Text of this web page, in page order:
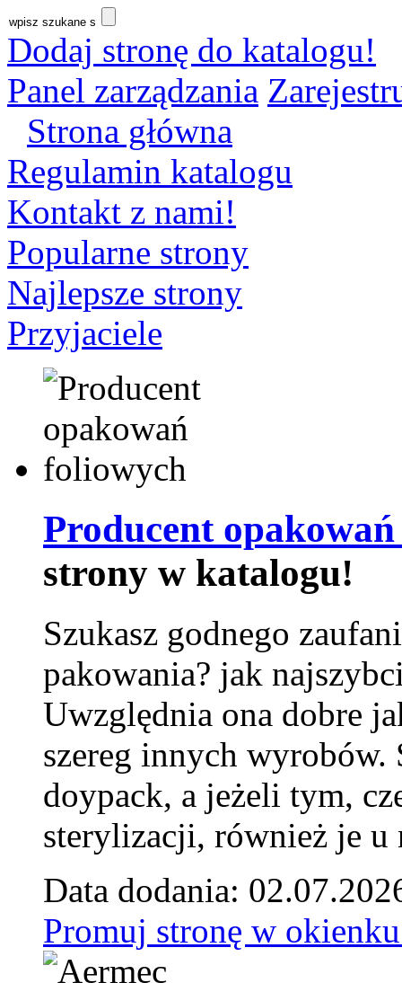
Dodaj stronę do katalogu!
Panel zarządzania
Strona główna
Regulamin katalogu
Kontakt z nami!
Popularne strony
Najlepsze strony
Przyjaciele
Producent
strony w katalogu!
Szukasz godnego
pakowania? jak
Uwzględnia ona dobre
szereg innych
doypack, a jeżeli tym,
sterylizacji, również je u
Data dodania:
Promuj stronę w